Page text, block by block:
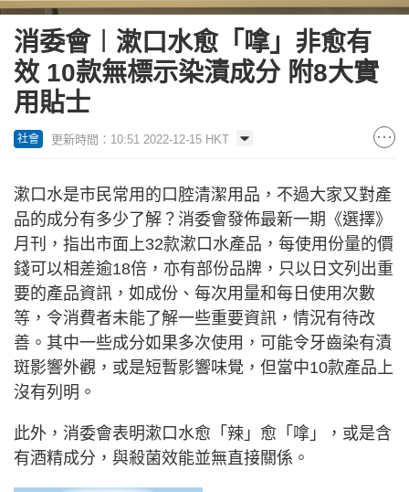
消委會︱漱口水愈「嗱」非愈有
效 10款無標示染漬成分 附8大實
用貼士
社會 更新時間：10:51 2022-12-15 HKT
漱口水是市民常用的口腔清潔用品，不過大家又對產
品的成分有多少了解？消委會發佈最新一期《選擇》
月刊，指出市面上32款漱口水產品，每使用份量的價
錢可以相差逾18倍，亦有部份品牌，只以日文列出重
要的產品資訊，如成份、每次用量和每日使用次數
等，令消費者未能了解一些重要資訊，情況有待改
善。其中一些成分如果多次使用，可能令牙齒染有漬
斑影響外觀，或是短暫影響味覺，但當中10款產品上
沒有列明。
此外，消委會表明漱口水愈「辣」愈「嗱」，或是含
有酒精成分，與殺菌效能並無直接關係。